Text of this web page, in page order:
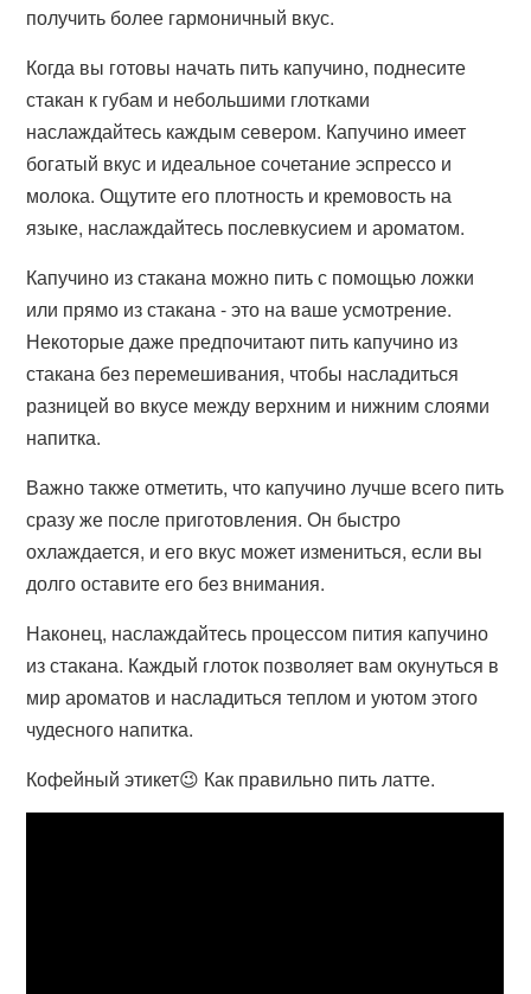
получить более гармоничный вкус.
Когда вы готовы начать пить капучино, поднесите
стакан к губам и небольшими глотками
наслаждайтесь каждым севером. Капучино имеет
богатый вкус и идеальное сочетание эспрессо и
молока. Ощутите его плотность и кремовость на
языке, наслаждайтесь послевкусием и ароматом.
Капучино из стакана можно пить с помощью ложки
или прямо из стакана - это на ваше усмотрение.
Некоторые даже предпочитают пить капучино из
стакана без перемешивания, чтобы насладиться
разницей во вкусе между верхним и нижним слоями
напитка.
Важно также отметить, что капучино лучше всего пить
сразу же после приготовления. Он быстро
охлаждается, и его вкус может измениться, если вы
долго оставите его без внимания.
Наконец, наслаждайтесь процессом пития капучино
из стакана. Каждый глоток позволяет вам окунуться в
мир ароматов и насладиться теплом и уютом этого
чудесного напитка.
Кофейный этикет😉 Как правильно пить латте.